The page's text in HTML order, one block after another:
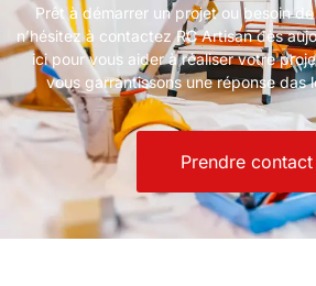
Prêt à démarrer un projet ou besoin de
n’hésitez à contactez RC Artisan dès
ici pour vous aider à réaliser votre
vous garrantissons une réponse das
Prendre contact